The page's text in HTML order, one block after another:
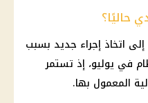
حاليًا؟
إلى اتخاذ إجراء جديد بسبب
في يوليو، إذ تستمر
المعمول بها.